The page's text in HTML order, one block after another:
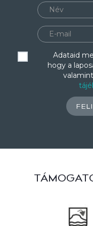
Adataid
hogy a